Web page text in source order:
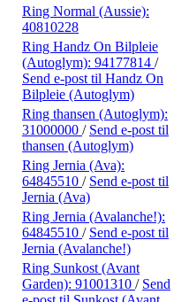
Ring Normal (Aussie):
40810228
Ring Handz On Bilpleie
(Autoglym): 94177814 /
Send e-post til Handz On
Bilpleie (Autoglym)
Ring thansen (Autoglym):
31000000 / Send e-post til
thansen (Autoglym)
Ring Jernia (Ava):
64845510 / Send e-post til
Jernia (Ava)
Ring Jernia (Avalanche!):
64845510 / Send e-post til
Jernia (Avalanche!)
Ring Sunkost (Avant
Garden): 91001310 / Send